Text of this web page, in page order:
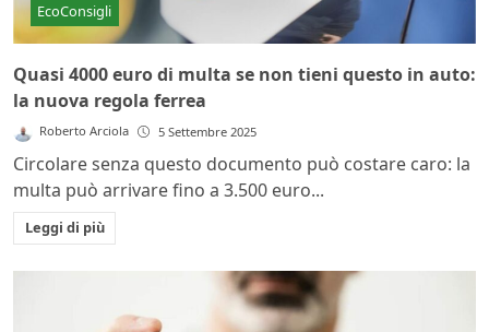
EcoConsigli
Quasi 4000 euro di multa se non tieni questo in auto:
la nuova regola ferrea
Roberto Arciola 5 Settembre 2025
Circolare senza questo documento può costare caro: la
multa può arrivare fino a 3.500 euro...
Leggi di più